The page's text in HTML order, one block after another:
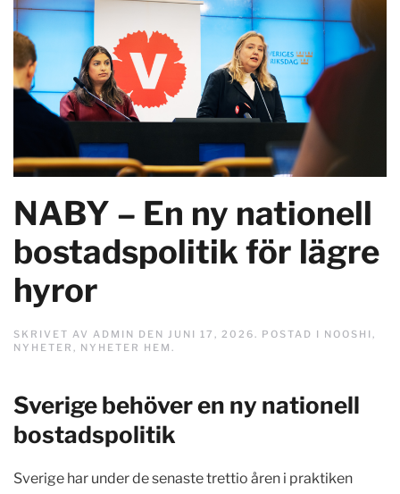
NABY – En ny nationell
bostadspolitik för lägre
hyror
SKRIVET AV ADMIN DEN JUNI 17, 2026 . POSTAD I NOOSHI ,
NYHETER , NYHETER HEM .
Sverige behöver en ny nationell
bostadspolitik
Sverige har under de senaste trettio åren i praktiken